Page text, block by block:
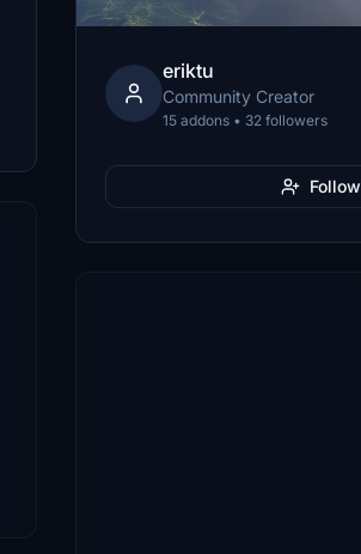
eriktu
Community Creator
15 addons • 32 followers
Follow